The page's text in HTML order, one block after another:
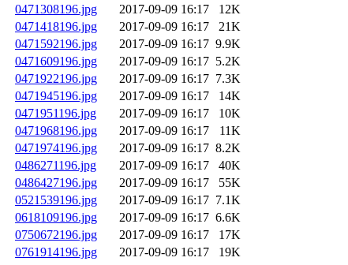
0471308196.jpg
2017-09-09 16:17
12K
0471418196.jpg
2017-09-09 16:17
21K
0471592196.jpg
2017-09-09 16:17 9.9K
0471609196.jpg
2017-09-09 16:17 5.2K
0471922196.jpg
2017-09-09 16:17 7.3K
0471945196.jpg
2017-09-09 16:17
14K
0471951196.jpg
2017-09-09 16:17
10K
0471968196.jpg
2017-09-09 16:17
11K
0471974196.jpg
2017-09-09 16:17 8.2K
0486271196.jpg
2017-09-09 16:17
40K
0486427196.jpg
2017-09-09 16:17
55K
0521539196.jpg
2017-09-09 16:17 7.1K
0618109196.jpg
2017-09-09 16:17 6.6K
0750672196.jpg
2017-09-09 16:17
17K
0761914196.jpg
2017-09-09 16:17
19K